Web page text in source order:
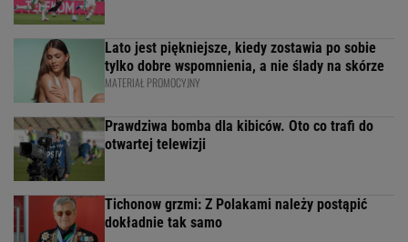
Lato jest piękniejsze, kiedy zostawia po sobie
tylko dobre wspomnienia, a nie ślady na skórze
MATERIAŁ PROMOCYJNY
Prawdziwa bomba dla kibiców. Oto co trafi do
otwartej telewizji
Tichonow grzmi: Z Polakami należy postąpić
dokładnie tak samo